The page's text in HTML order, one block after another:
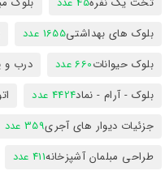
بلوک های بهداشتی1655 عدد
بلوک حیوانات660 عدد درب و
بلوک - آرام - نماد4424 عدد
جزئیات دیوار های آجری359 عدد
طراحی مبلمان آشپزخانه411 عدد